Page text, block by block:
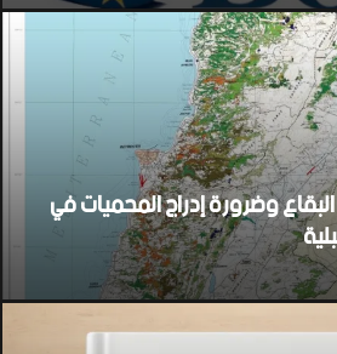
وضرورة إدراج المحميات في